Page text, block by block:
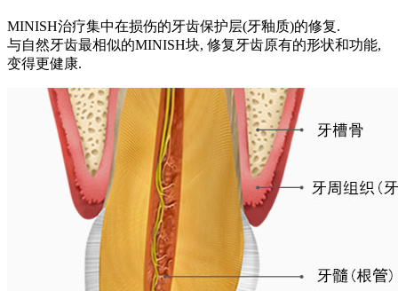
MINISH治疗集中在损伤的牙齿保护层(牙釉质)的修复.
与自然牙齿最相似的MINISH块, 修复牙齿原有的形状和功能,
变得更健康.